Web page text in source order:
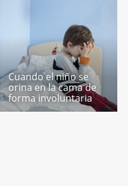
Cuando el niño se
orina en la cama de
forma involuntaria